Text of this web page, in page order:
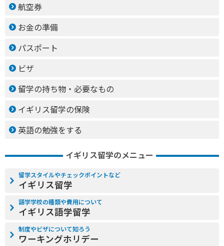
航空券
お金の準備
パスポート
ビザ
留学の持ち物・必要なもの
イギリス留学の保険
英語の勉強をする
イギリス留学のメニュー
留学スタイルやチェックポイントなど
イギリス留学
語学学校の種類や費用について
イギリス語学留学
制度やビザについて知ろう
ワーキングホリデー